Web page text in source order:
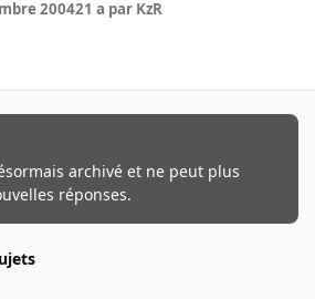
200421 a par KzR
archivé et ne peut plus
réponses.